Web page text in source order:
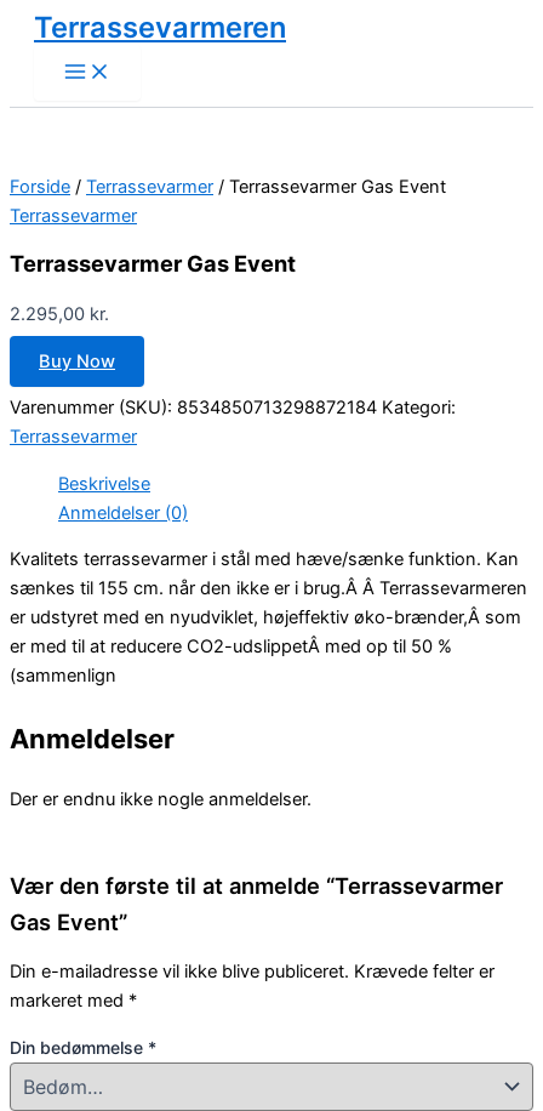
indholdet
Terrassevarmeren
Forside / Terrassevarmer / Terrassevarmer Gas Event
Terrassevarmer
Terrassevarmer Gas Event
2.295,00 kr.
Buy Now
Varenummer (SKU): 8534850713298872184 Kategori:
Terrassevarmer
Beskrivelse
Anmeldelser (0)
Kvalitets terrassevarmer i stål med hæve/sænke funktion. Kan
sænkes til 155 cm. når den ikke er i brug.Â Â Terrassevarmeren
er udstyret med en nyudviklet, højeffektiv øko-brænder,Â som
er med til at reducere CO2-udslippetÂ med op til 50 %
(sammenlign
Anmeldelser
Der er endnu ikke nogle anmeldelser.
Vær den første til at anmelde “Terrassevarmer
Gas Event”
Din e-mailadresse vil ikke blive publiceret. Krævede felter er
markeret med *
Din bedømmelse *